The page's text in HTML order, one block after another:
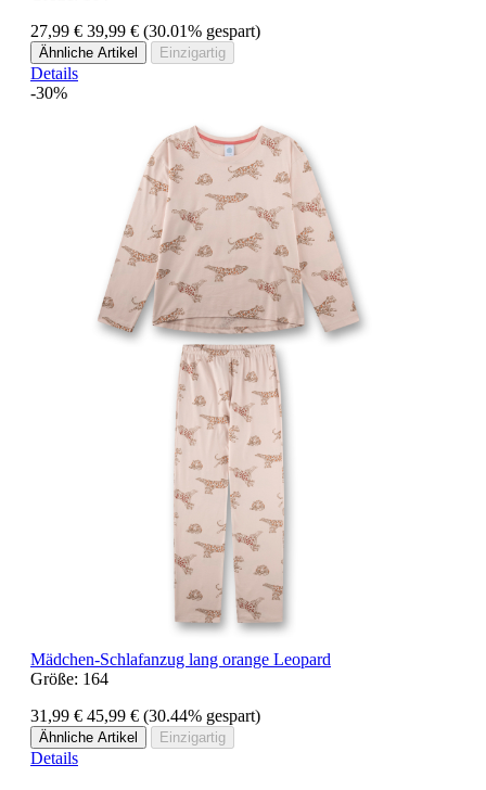
27,99 € 39,99 € (30.01% gespart)
Ähnliche Artikel Einzigartig
Details
-30%
Mädchen-Schlafanzug lang orange Leopard
Größe: 164
31,99 € 45,99 € (30.44% gespart)
Ähnliche Artikel Einzigartig
Details